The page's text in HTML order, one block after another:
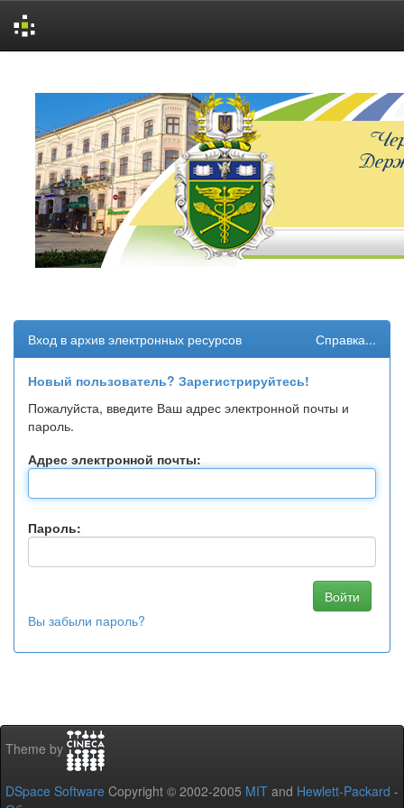
Вход в архив электронных ресурсов Справка...
Новый пользователь? Зарегистрируйтесь!
Пожалуйста, введите Ваш адрес электронной почты и
пароль.
Адрес электронной почты:
Пароль:
Вы забыли пароль?
Theme by
DSpace Software Copyright © 2002-2005 MIT and Hewlett-Packard -